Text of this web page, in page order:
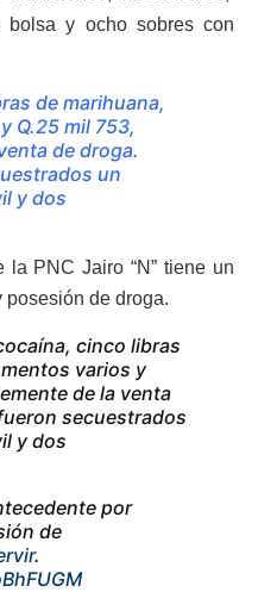
bolsa y ocho sobres con
de marihuana,
Q.25 mil 753,
de droga.
un
y dos
PNC Jairo “N” tiene un
de droga.
cinco libras
varios y
de la venta
secuestrados
y dos
por
de
.